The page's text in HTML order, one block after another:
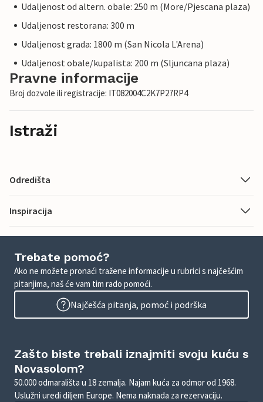
Udaljenost od altern. obale: 250 m (More/Pjescana plaza)
Udaljenost restorana: 300 m
Udaljenost grada: 1800 m (San Nicola L'Arena)
Udaljenost obale/kupalista: 200 m (Sljuncana plaza)
Pravne informacije
Broj dozvole ili registracije: IT082004C2K7P27RP4
Istraži
Odredišta
Inspiracija
Trebate pomoć?
Ako ne možete pronaći tražene informacije u rubrici s najčešćim
pitanjima, naš će vam tim rado pomoći.
Najčešća pitanja, pomoć i podrška
Zašto biste trebali iznajmiti svoju kuću s
Novasolom?
50.000 odmarališta u 18 zemalja. Najam kuća za odmor od 1968.
Uslužni uredi diljem Europe. Nema naknada za rezervaciju.